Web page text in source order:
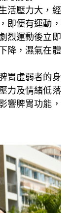
活壓力大，經
即便有運動，
烈運動後立即
降，濕氣在體
胃虛弱者的身
力及情緒低落
響脾胃功能，